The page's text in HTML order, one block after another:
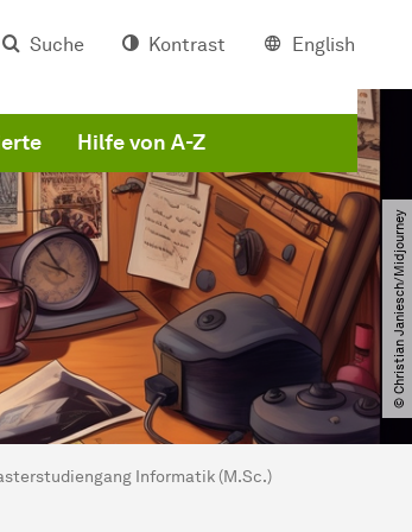
Suche Kontrast English
Hilfe von A-Z
© Christian Janiesch​/​Midjourney
Informatik (M.Sc.)